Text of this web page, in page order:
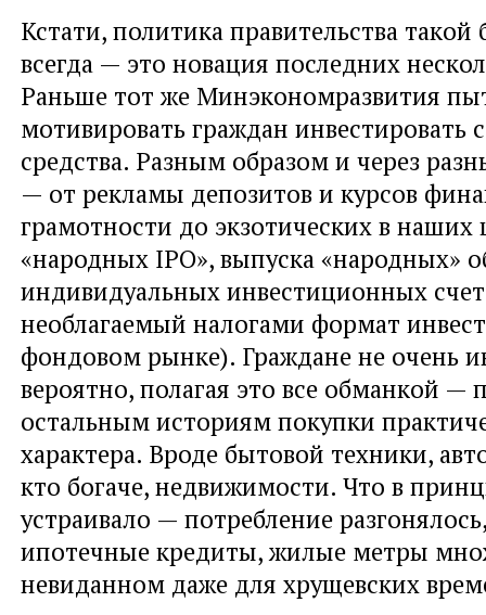
Кстати, политика правительства такой
всегда — это новация последних
Раньше тот же Минэкономразвития
мотивировать граждан инвестировать
средства. Разным образом и через
— от рекламы депозитов и курсов
грамотности до экзотических в наших
«народных IPO», выпуска «народных»
индивидуальных инвестиционных
необлагаемый налогами формат
фондовом рынке). Граждане не очень
вероятно, полагая это все обманкой —
остальным историям покупки
характера. Вроде бытовой техники,
кто богаче, недвижимости. Что в
устраивало — потребление
ипотечные кредиты, жилые метры
невиданном даже для хрущевских